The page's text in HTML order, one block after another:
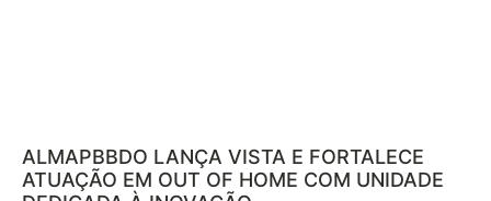
ALMAPBBDO LANÇA VISTA E FORTALECE
ATUAÇÃO EM OUT OF HOME COM UNIDADE